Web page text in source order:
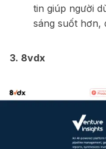
tin giúp người
sáng suốt hơn,
3. 8vdx